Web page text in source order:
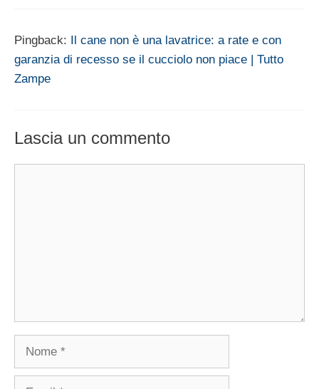
Pingback: Il cane non è una lavatrice: a rate e con
garanzia di recesso se il cucciolo non piace | Tutto
Zampe
Lascia un commento
Nome
Email